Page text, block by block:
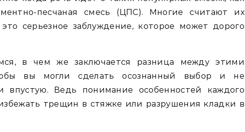
песчаная смесь (ЦПС). Многие считают их
серьезное заблуждение, которое может дорого
в чем же заключается разница между этими
вы могли сделать осознанный выбор и не
впустую. Ведь понимание особенностей каждого
трещин в стяжке или разрушения кладки в